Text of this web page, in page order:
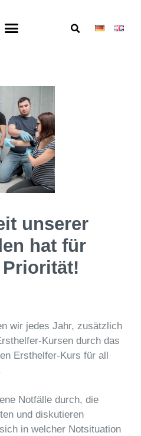
unserer
hat für
wir jedes Jahr, zusätzlich
Kursen durch das
Ersthelfer-Kurs für all
Notfälle durch, die
und diskutieren
in welcher Notsituation